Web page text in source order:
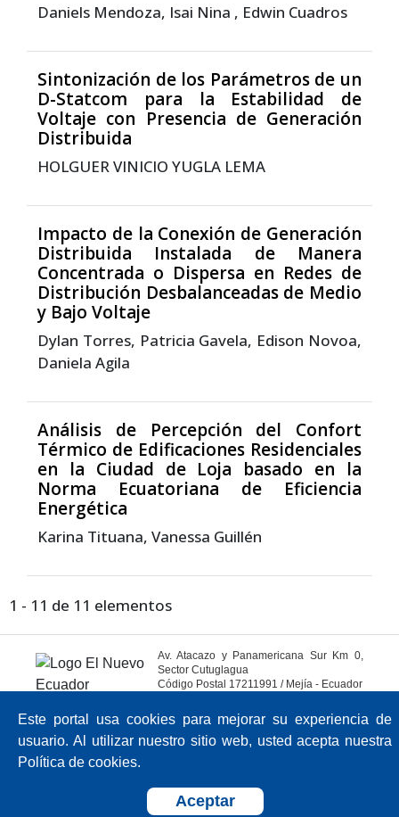
Daniels Mendoza, Isai Nina , Edwin Cuadros
Sintonización de los Parámetros de un
D-Statcom para la Estabilidad de
Voltaje con Presencia de Generación
Distribuida
HOLGUER VINICIO YUGLA LEMA
Impacto de la Conexión de Generación
Distribuida Instalada de Manera
Concentrada o Dispersa en Redes de
Distribución Desbalanceadas de Medio
y Bajo Voltaje
Dylan Torres, Patricia Gavela, Edison Novoa,
Daniela Agila
Análisis de Percepción del Confort
Térmico de Edificaciones Residenciales
en la Ciudad de Loja basado en la
Norma Ecuatoriana de Eficiencia
Energética
Karina Tituana, Vanessa Guillén
1 - 11 de 11 elementos
Av. Atacazo y Panamericana Sur Km 0,
Sector Cutuglagua
Código Postal 17211991 / Mejía - Ecuador
Este portal usa cookies para mejorar su experiencia de
usuario. Al utilizar nuestro sitio web, usted acepta nuestra
Política de cookies.
Aceptar
Sistema OJS 3.4.0.9